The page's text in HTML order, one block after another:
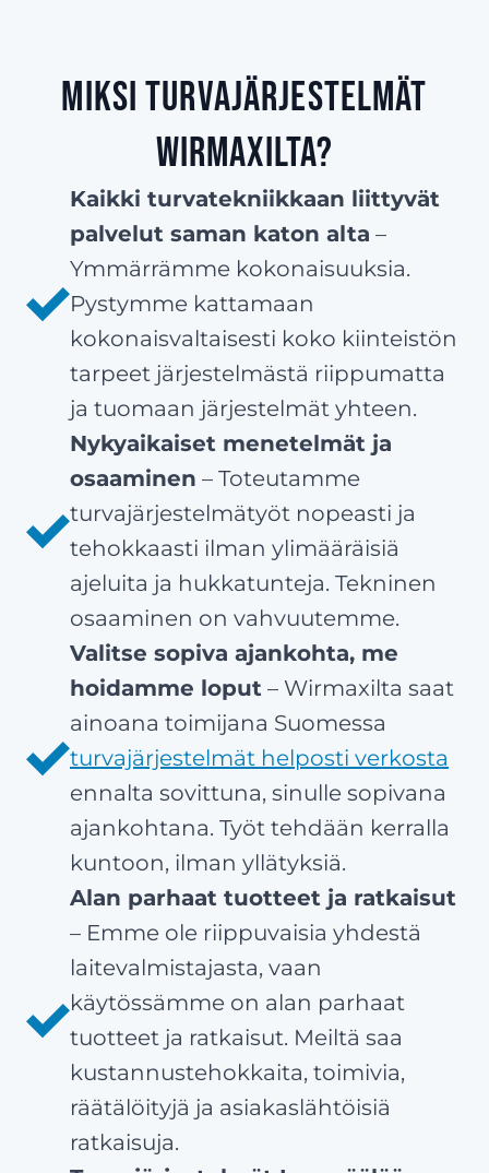
Miksi turvajärjestelmät
Wirmaxilta?
Kaikki turvatekniikkaan liittyvät
palvelut saman katon alta –
Ymmärrämme kokonaisuuksia.
Pystymme kattamaan
kokonaisvaltaisesti koko kiinteistön
tarpeet järjestelmästä riippumatta
ja tuomaan järjestelmät yhteen.
Nykyaikaiset menetelmät ja
osaaminen – Toteutamme
turvajärjestelmätyöt nopeasti ja
tehokkaasti ilman ylimääräisiä
ajeluita ja hukkatunteja. Tekninen
osaaminen on vahvuutemme.
Valitse sopiva ajankohta, me
hoidamme loput – Wirmaxilta saat
ainoana toimijana Suomessa
turvajärjestelmät helposti verkosta
ennalta sovittuna, sinulle sopivana
ajankohtana. Työt tehdään kerralla
kuntoon, ilman yllätyksiä.
Alan parhaat tuotteet ja ratkaisut
– Emme ole riippuvaisia yhdestä
laitevalmistajasta, vaan
käytössämme on alan parhaat
tuotteet ja ratkaisut. Meiltä saa
kustannustehokkaita, toimivia,
räätälöityjä ja asiakaslähtöisiä
ratkaisuja.